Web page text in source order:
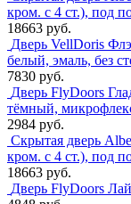
кром. с 4 ст.), под
18663 руб.
Дверь VellDoris
белый, эмаль, без
7830 руб.
Дверь FlyDoors
тёмный,
2984 руб.
Скрытая дверь
кром. с 4 ст.), под
18663 руб.
Дверь FlyDoors